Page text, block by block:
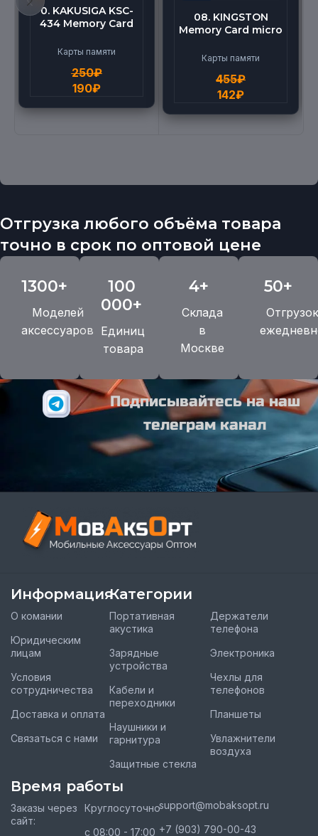
0. KAKUSIGA KSC-
434 Memory Card
High Speed (4G)
Карты памяти
250₽
190₽
08. KINGSTON
Memory Card micro
Карты памяти
455₽
142₽
Отгрузка любого объёма товара
точно в срок по оптовой цене
1300+
Моделей
аксессуаров
100
000+
Единиц
товара
4+
Склада
в
Москве
50+
Отгрузок
Подписывайтесь на наш
телеграм канал
Информация
О комании
Юридическим
лицам
Условия
сотрудничества
Доставка и оплата
Связаться с нами
Категории
Портативная
акустика
Зарядные
устройства
Кабели и
переходники
Наушники и
гарнитура
Защитные стекла
Держатели
телефона
Электроника
Чехлы для
телефонов
Планшеты
Увлажнители
воздуха
Время работы
Заказы через
сайт:
Круглосуточно
с 08:00 - 17:00
support@mobaksopt.ru
+7 (903) 790-00-43